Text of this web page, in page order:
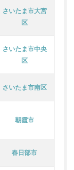
さいたま市大宮
区
さいたま市中央
区
さいたま市南区
朝霞市
春日部市